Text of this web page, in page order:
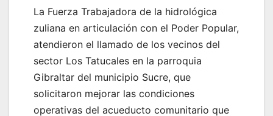
La Fuerza Trabajadora de la hidrológica
zuliana en articulación con el Poder Popular,
atendieron el llamado de los vecinos del
sector Los Tatucales en la parroquia
Gibraltar del municipio Sucre, que
solicitaron mejorar las condiciones
operativas del acueducto comunitario que